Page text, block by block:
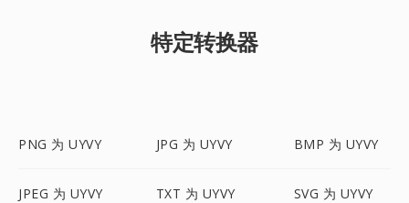
特定转换器
PNG 为 UYVY JPG 为 UYVY BMP 为 UYVY
JPEG 为 UYVY TXT 为 UYVY SVG 为 UYVY